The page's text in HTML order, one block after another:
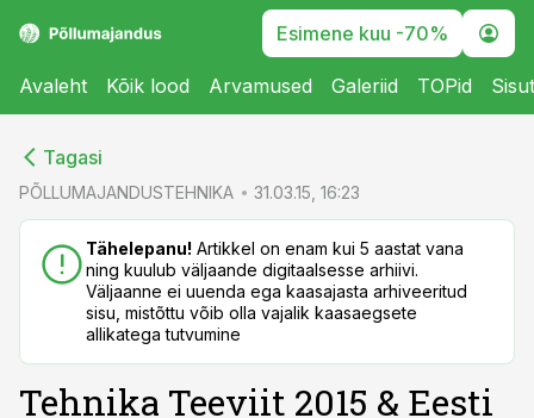
Esimene kuu -70%
Avaleht Kõik lood Arvamused Galeriid TOPid
Tagasi
PÕLLUMAJANDUSTEHNIKA 31.03.15, 16:23
Tähelepanu! Artikkel on enam kui 5 aastat vana
ning kuulub väljaande digitaalsesse arhiivi.
Väljaanne ei uuenda ega kaasajasta arhiveeritud
sisu, mistõttu võib olla vajalik kaasaegsete
allikatega tutvumine
Tehnika Teeviit 2015 & Eesti